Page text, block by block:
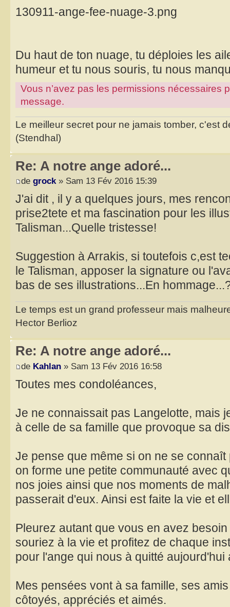
130911-ange-fee-nuage-3.png
Du haut de ton nuage, tu déploies les
humeur et tu nous souris, tu nous
Vous n’avez pas les permissions nécessaires
message.
Le meilleur secret pour ne jamais tomber, c'est
(Stendhal)
Re: A notre ange adoré...
de grock» Sam 13 Fév 2016 15:39
J'ai dit , il y a quelques jours, mes
prise2tete et ma fascination pour les
Talisman...Quelle tristesse!
Suggestion à Arrakis, si toutefois c,est
le Talisman, apposer la signature ou
bas de ses illustrations...En
Le temps est un grand professeur mais
Hector Berlioz
Re: A notre ange adoré...
de Kahlan » Sam 13 Fév 2016 16:58
Toutes mes condoléances,
Je ne connaissait pas Langelotte, mais
à celle de sa famille que provoque sa
Je pense que même si on ne se
on forme une petite communauté avec
nos joies ainsi que nos moments de
passerait d'eux. Ainsi est faite la vie et
Pleurez autant que vous en avez
souriez à la vie et profitez de chaque
pour l'ange qui nous à quitté
Mes pensées vont à sa famille, ses
côtoyés, appréciés et aimés.